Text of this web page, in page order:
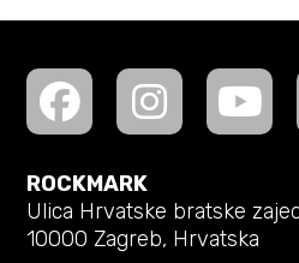
ROCKMARK
Ulica Hrvatske bratske
10000 Zagreb, Hrvatska